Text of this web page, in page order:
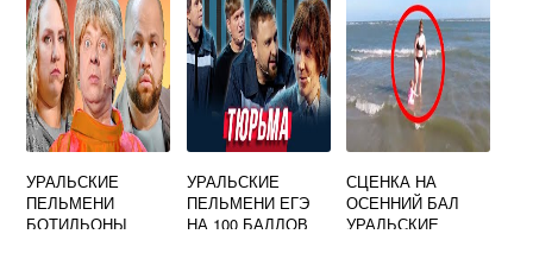
УРАЛЬСКИЕ
ПЕЛЬМЕНИ
БОТИЛЬОНЫ
УРАЛЬСКИЕ
ПЕЛЬМЕНИ ЕГЭ
НА 100 БАЛЛОВ
СЦЕНКА НА
ОСЕННИЙ БАЛ
УРАЛЬСКИЕ